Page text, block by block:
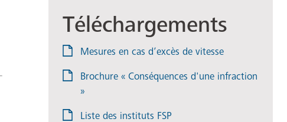
Téléchargements
Mesures en cas d’excès de vitesse
Brochure « Conséquences d'une infraction
»
Liste des instituts FSP